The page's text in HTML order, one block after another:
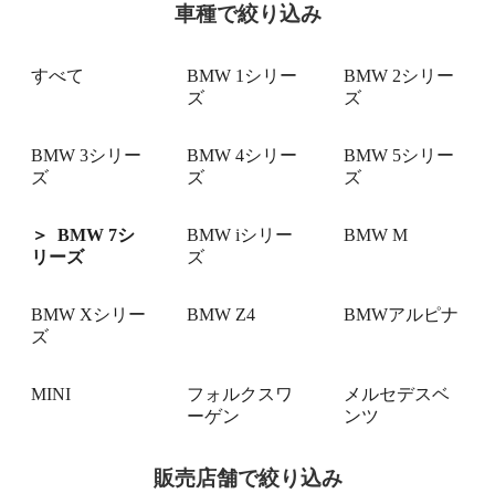
車種で絞り込み
すべて
BMW 1シリー
ズ
BMW 2シリー
ズ
BMW 3シリー
ズ
BMW 4シリー
ズ
BMW 5シリー
ズ
BMW 7シ
リーズ
BMW iシリー
ズ
BMW M
BMW Xシリー
ズ
BMW Z4 BMWアルピナ
MINI
フォルクスワ
ーゲン
メルセデスベ
ンツ
販売店舗で絞り込み